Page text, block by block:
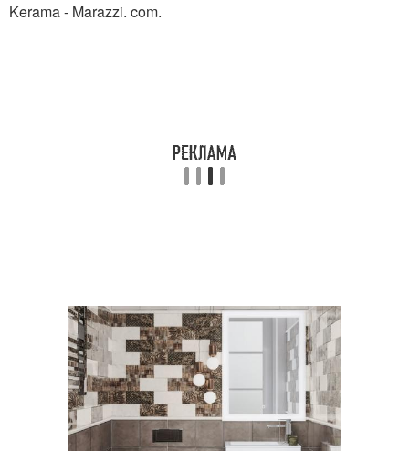
Kerama - Marazzi. com.